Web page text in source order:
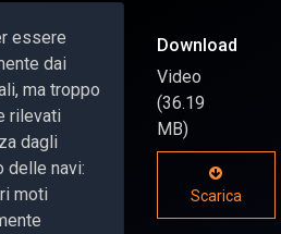
essere
dai
ma troppo
rilevati
dagli
delle navi:
moti
Download
Video
(36.19
MB)
Scarica